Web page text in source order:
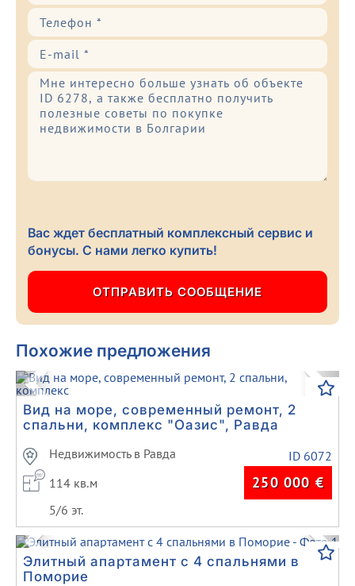
Вас ждет бесплатный комплексный сервис и
бонусы. С нами легко купить!
Похожие предложения
Previous Next
Вид на море, современный ремонт, 2
спальни, комплекс "Оазис", Равда
Недвижимость в Равда
ID 6072
114 кв.м
250 000 €
5/6 эт.
Previous Next
Элитный апартамент с 4 спальнями в
Поморие